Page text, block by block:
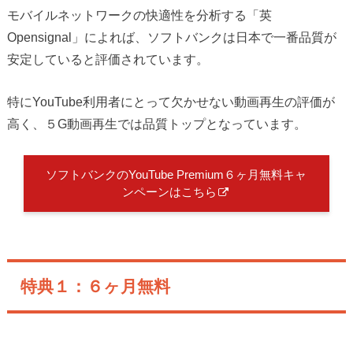
モバイルネットワークの快適性を分析する「英
Opensignal」によれば、ソフトバンクは日本で一番品質が
安定していると評価されています。
特にYouTube利用者にとって欠かせない動画再生の評価が
高く、５G動画再生では品質トップとなっています。
ソフトバンクのYouTube Premium６ヶ月無料キャ
ンペーンはこちら
特典１：６ヶ月無料